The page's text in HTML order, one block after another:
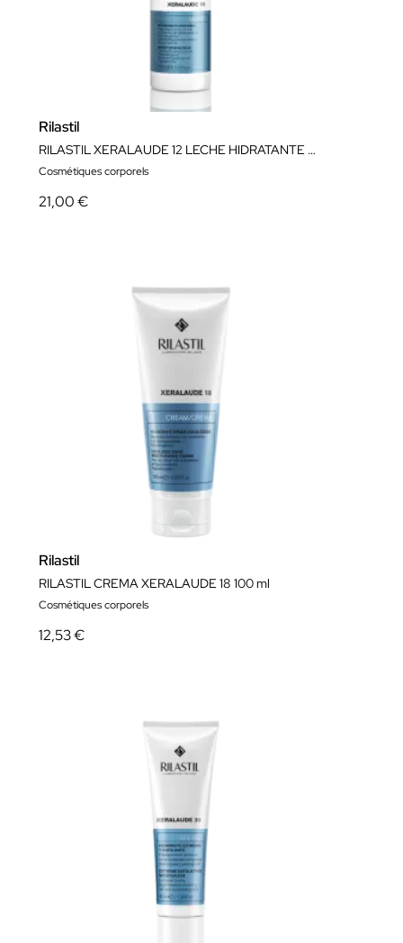
Rilastil
RILASTIL XERALAUDE 12 LECHE HIDRATANTE 400 ml
Cosmétiques corporels
21,00 €
Rilastil
RILASTIL CREMA XERALAUDE 18 100 ml
Cosmétiques corporels
12,53 €